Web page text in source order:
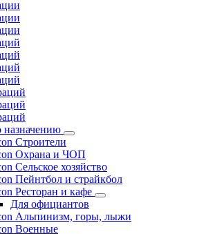
назначению
Строители
Охрана и ЧОП
Сельское хозяйство
Пейнтбол и страйкбол
Ресторан и кафе
Для официантов
Альпинизм, горы, лыжи
Военные